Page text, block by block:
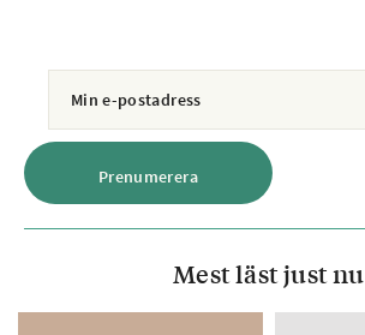
Mest läst just nu